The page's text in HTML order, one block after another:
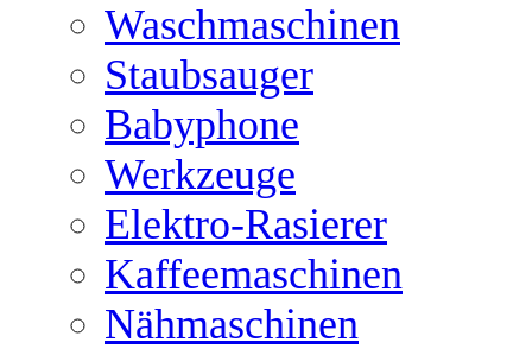
Waschmaschinen
Staubsauger
Babyphone
Werkzeuge
Elektro-Rasierer
Kaffeemaschinen
Nähmaschinen